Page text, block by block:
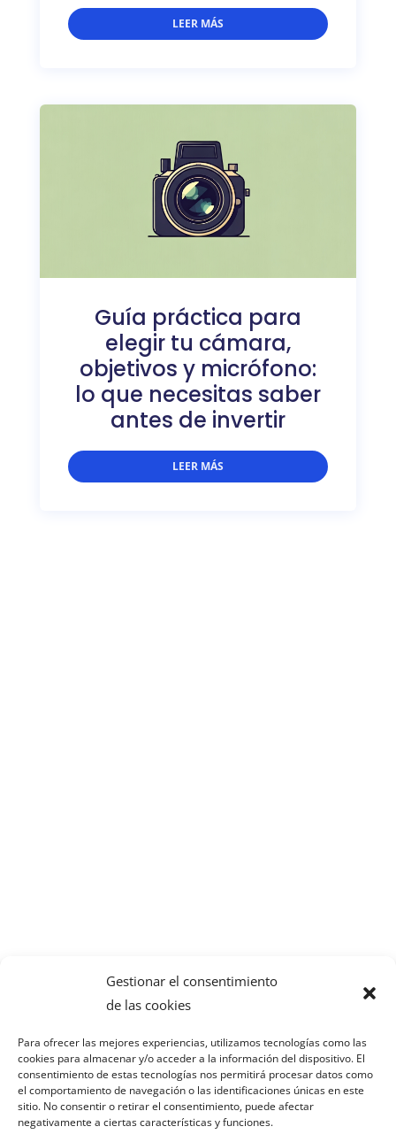
Gestionar el consentimiento
de las cookies
Para ofrecer las mejores experiencias, utilizamos tecnologías como las
cookies para almacenar y/o acceder a la información del dispositivo. El
consentimiento de estas tecnologías nos permitirá procesar datos como
el comportamiento de navegación o las identificaciones únicas en este
sitio. No consentir o retirar el consentimiento, puede afectar
negativamente a ciertas características y funciones.
LEER MÁS
Guía práctica para
elegir tu cámara,
objetivos y micrófono:
lo que necesitas saber
antes de invertir
LEER MÁS
PORTAL DE